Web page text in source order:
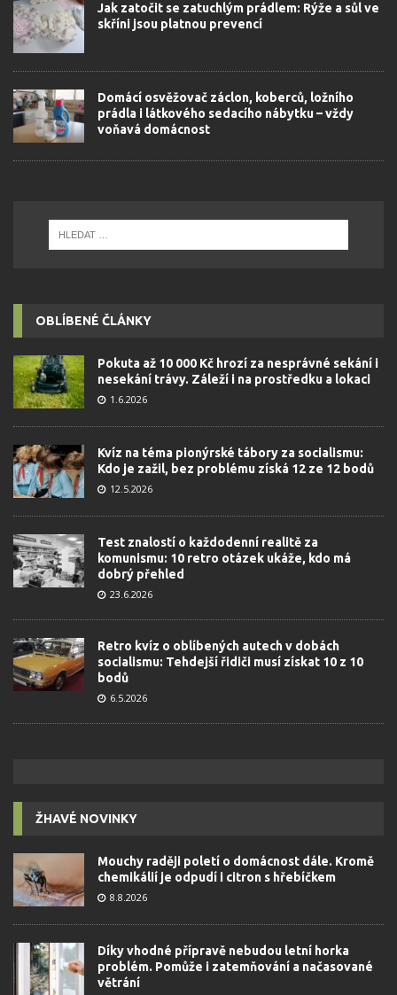
Jak zatočit se zatuchlým prádlem: Rýže a sůl ve
skříni jsou platnou prevencí
Domácí osvěžovač záclon, koberců, ložního
prádla i látkového sedacího nábytku – vždy
voňavá domácnost
OBLÍBENÉ ČLÁNKY
Pokuta až 10 000 Kč hrozí za nesprávné sekání i
nesekání trávy. Záleží i na prostředku a lokaci
1.6.2026
Kvíz na téma pionýrské tábory za socialismu:
Kdo je zažil, bez problému získá 12 ze 12 bodů
12.5.2026
Test znalostí o každodenní realitě za
komunismu: 10 retro otázek ukáže, kdo má
dobrý přehled
23.6.2026
Retro kvíz o oblíbených autech v dobách
socialismu: Tehdejší řidiči musí získat 10 z 10
bodů
6.5.2026
ŽHAVÉ NOVINKY
Mouchy raději poletí o domácnost dále. Kromě
chemikálií je odpudí i citron s hřebíčkem
8.8.2026
Díky vhodné přípravě nebudou letní horka
problém. Pomůže i zatemňování a načasované
větrání